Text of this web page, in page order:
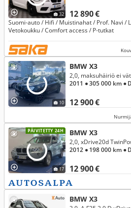
32 12 890 €
Suomi-auto / Hifi / Muistinahat / Prof. Navi /
Vetokoukku / Comfort access / P-tutkat
10
BMW X3
12 900 €
2011 ● 305 000 km ●
PÄIVITETTY 24H
17
BMW X3
12 900 €
2,0, xDrive20d
2012 ● 198 000 km ●
BMW X3